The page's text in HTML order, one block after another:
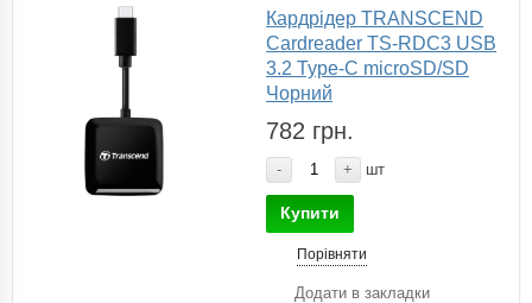
Кардрідер TRANSCEND
Cardreader TS-RDC3 USB
3.2 Type-C microSD/SD
Чорний
782 грн.
- + шт
Купити
Порівняти
Додати в закладки